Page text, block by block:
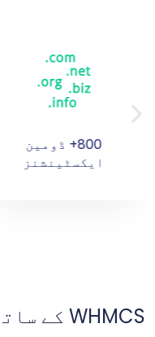
تیز ڈومین
تلاش
WHMCS کے ساتھ وقت اور رقم بچائیں